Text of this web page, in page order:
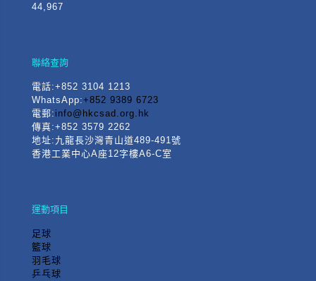
44,967
聯絡查詢
電話:+852 3104 1213
WhatsApp:+852 9389 6723
電郵: info@hkcsad.org.hk
傳真:+852 3579 2262
地址:九龍長沙灣青山道489-491號
香港工業中心A座12字樓A6-C室
運動項目
足球
籃球
羽毛球
乒乓球